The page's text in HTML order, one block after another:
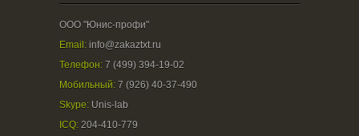
ООО "Юнис-профи"
Email: info@zakaztxt.ru
Телефон:7 (499) 394-19-02
Мобильный:7 (926) 40-37-490
Skype: Unis-lab
ICQ:204-410-779